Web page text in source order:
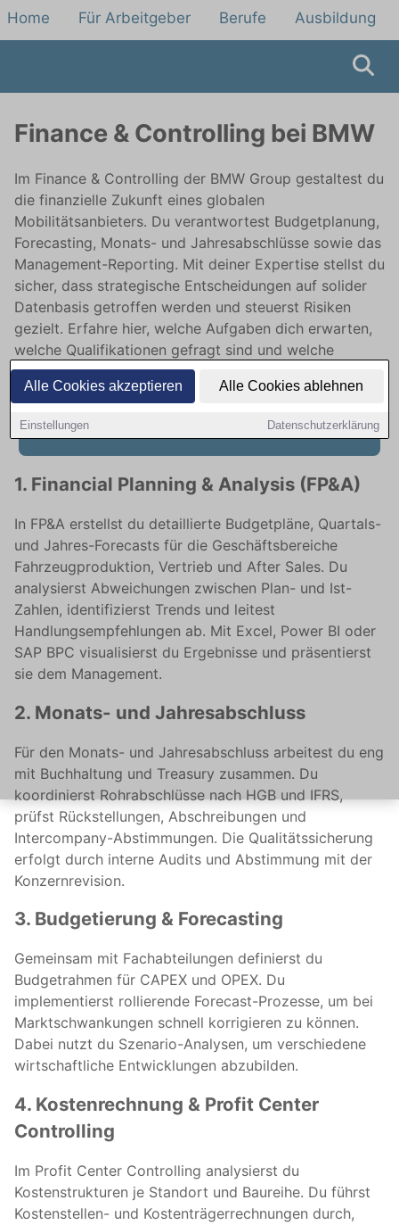
Alle Cookies akzeptieren Alle Cookies ablehnen
Einstellungen Datenschutzerklärung
Home Für Arbeitgeber Berufe Ausbildung
Finance & Controlling bei BMW
Im Finance & Controlling der BMW Group gestaltest du
die finanzielle Zukunft eines globalen
Mobilitätsanbieters. Du verantwortest Budgetplanung,
Forecasting, Monats- und Jahresabschlüsse sowie das
Management-Reporting. Mit deiner Expertise stellst du
sicher, dass strategische Entscheidungen auf solider
Datenbasis getroffen werden und steuerst Risiken
gezielt. Erfahre hier, welche Aufgaben dich erwarten,
welche Qualifikationen gefragt sind und welche
Karrierepfade dir offenstehen.
Finance & Controlling-Jobs bei BMW
1. Financial Planning & Analysis (FP&A)
In FP&A erstellst du detaillierte Budgetpläne, Quartals-
und Jahres-Forecasts für die Geschäftsbereiche
Fahrzeugproduktion, Vertrieb und After Sales. Du
analysierst Abweichungen zwischen Plan- und Ist-
Zahlen, identifizierst Trends und leitest
Handlungsempfehlungen ab. Mit Excel, Power BI oder
SAP BPC visualisierst du Ergebnisse und präsentierst
sie dem Management.
2. Monats- und Jahresabschluss
Für den Monats- und Jahresabschluss arbeitest du eng
mit Buchhaltung und Treasury zusammen. Du
koordinierst Rohrabschlüsse nach HGB und IFRS,
prüfst Rückstellungen, Abschreibungen und
Intercompany-Abstimmungen. Die Qualitätssicherung
erfolgt durch interne Audits und Abstimmung mit der
Konzernrevision.
3. Budgetierung & Forecasting
Gemeinsam mit Fachabteilungen definierst du
Budgetrahmen für CAPEX und OPEX. Du
implementierst rollierende Forecast-Prozesse, um bei
Marktschwankungen schnell korrigieren zu können.
Dabei nutzt du Szenario-Analysen, um verschiedene
wirtschaftliche Entwicklungen abzubilden.
4. Kostenrechnung & Profit Center
Controlling
Im Profit Center Controlling analysierst du
Kostenstrukturen je Standort und Baureihe. Du führst
Kostenstellen- und Kostenträgerrechnungen durch,